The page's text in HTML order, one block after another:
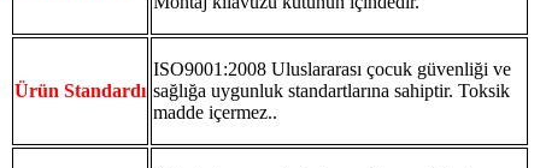
Ürün Standardı
ISO9001:2008 Uluslararası çocuk güvenliği ve
sağlığa uygunluk standartlarına sahiptir. Toksik
madde içermez..